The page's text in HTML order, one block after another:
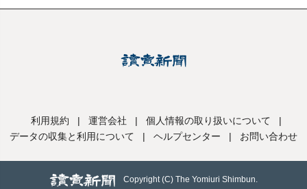
利用規約 | 運営会社 | 個人情報の取り扱いについて
|
データの収集と利用について
| ヘルプセンター | お問い合わせ
Copyright (C) The Yomiuri Shimbun.